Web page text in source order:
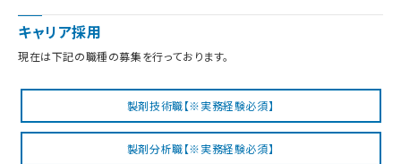
キャリア採用
現在は下記の職種の募集を行っております。
製剤技術職【※実務経験必須】
製剤分析職【※実務経験必須】